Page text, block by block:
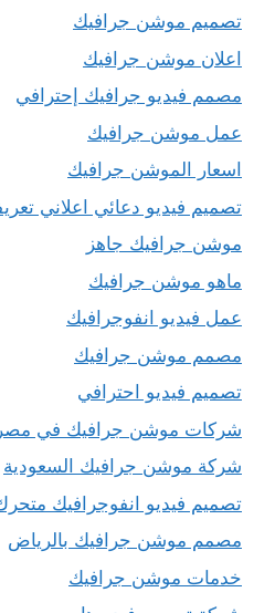
تصميم موشن جرافيك
اعلان موشن جرافيك
مصمم فيديو جرافيك إحترافي
عمل موشن جرافيك
اسعار الموشن جرافيك
تصميم فيديو دعائي اعلاني
موشن جرافيك جاهز
ماهو موشن جرافيك
عمل فيديو انفوجرافيك
مصمم موشن جرافيك
تصميم فيديو احترافي
شركات موشن جرافيك في مصر
شركة موشن جرافيك السعودية
تصميم فيديو انفوجرافيك
مصمم موشن جرافيك بالرياض
خدمات موشن جرافيك